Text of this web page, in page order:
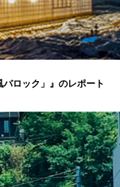
バロック」』のレポート